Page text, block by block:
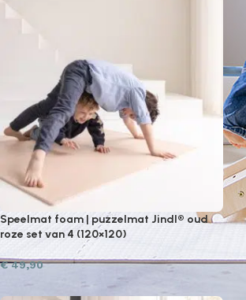
Speelmat foam | puzzelmat Jindl® oud
roze set van 4 (120×120)
€49,90